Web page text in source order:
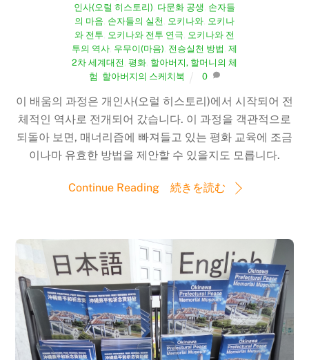
인사(오럴 히스토리) 다문화 공생 손자들
의 마음 손자들의 실천 오키나와 오키나
와 전투 오키나와 전투 연극 오키나와 전
투의 역사 우무이(마음) 전승실천 방법 제
2차 세계대전 평화 할아버지, 할머니의 체
험 할아버지의 스케치북 0
이 배움의 과정은 개인사(오럴 히스토리)에서 시작되어 전
체적인 역사로 전개되어 갔습니다. 이 과정을 객관적으로
되돌아 보면, 매너리즘에 빠져들고 있는 평화 교육에 조금
이나마 유효한 방법을 제안할 수 있을지도 모릅니다.
Continue Reading 続きを読む